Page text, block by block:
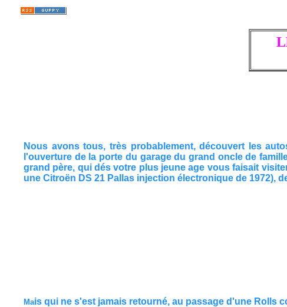
Nous avons tous, très probablement, découvert les
l'ouverture de la porte du garage du grand oncle de
grand père, qui dés votre plus jeune age vous faisait
une Citroën DS 21 Pallas injection électronique de 1972),
Mais qui ne s'est jamais retourné, au passage d'une Rolls